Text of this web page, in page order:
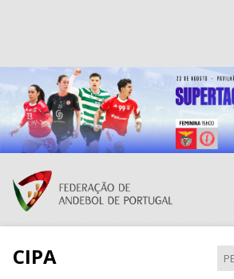
Resultados Andebol
Federação de Andebol de Portugal
Grátis - Disponivel na Play Store
CIPA